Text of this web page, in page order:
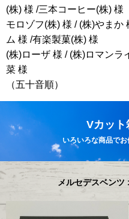
(株) 様 /三本コーヒー(株) 様
モロゾフ(株) 様 / (株)やまか
ム 様 /有楽製菓(株) 様
(株)ローザ 様 / (株)ロマンラ
菜 様
（五十音順）
Vカット
いろいろな商品でお
メルセデスベンツ